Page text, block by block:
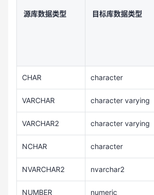
源库数据类型 目标库数据类型
CHAR character
VARCHAR character varying
VARCHAR2 character varying
NCHAR character
NVARCHAR2 nvarchar2
NUMBER numeric